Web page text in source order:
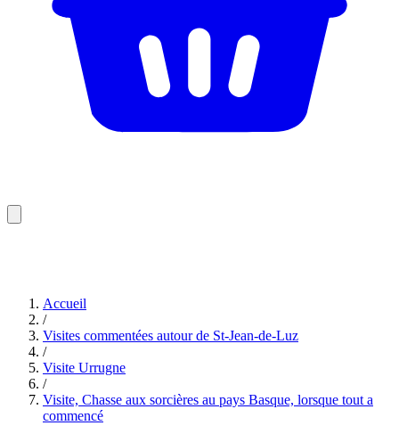
Accueil
/
Visites commentées autour de St-Jean-de-Luz
/
Visite Urrugne
/
Visite, Chasse aux sorcières au pays Basque, lorsque tout a
commencé